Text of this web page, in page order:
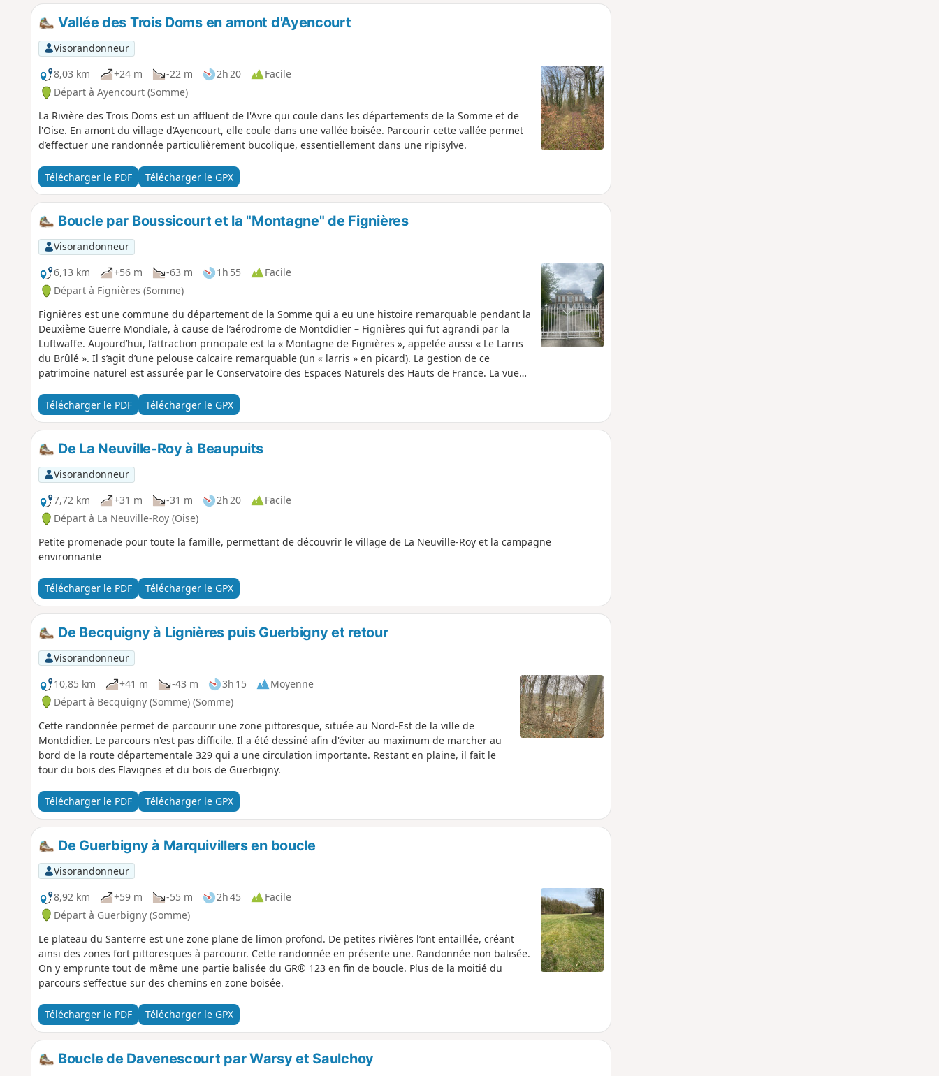
Vallée des Trois Doms en amont d'Ayencourt
Visorandonneur
8,03 km
+24 m -22 m 2h 20
Facile
Départ à Ayencourt (Somme)
La Rivière des Trois Doms est un affluent de l'Avre qui coule dans les départements de la Somme et de
l'Oise. En amont du village d’Ayencourt, elle coule dans une vallée boisée. Parcourir cette vallée permet
d’effectuer une randonnée particulièrement bucolique, essentiellement dans une ripisylve.
Télécharger le PDF Télécharger le GPX
Boucle par Boussicourt et la "Montagne" de Fignières
Visorandonneur
6,13 km
+56 m -63 m 1h 55
Facile
Départ à Fignières (Somme)
Fignières est une commune du département de la Somme qui a eu une histoire remarquable pendant la
Deuxième Guerre Mondiale, à cause de l’aérodrome de Montdidier – Fignières qui fut agrandi par la
Luftwaffe. Aujourd’hui, l’attraction principale est la « Montagne de Fignières », appelée aussi « Le Larris
du Brûlé ». Il s’agit d’une pelouse calcaire remarquable (un « larris » en picard). La gestion de ce
patrimoine naturel est assurée par le Conservatoire des Espaces Naturels des Hauts de France. La vue
Télécharger le PDF
Télécharger le GPX
De La Neuville-Roy à Beaupuits
Visorandonneur
7,72 km
+31 m -31 m 2h 20
Facile
Départ à La Neuville-Roy (Oise)
Petite promenade pour toute la famille, permettant de découvrir le village de La Neuville-Roy et la campagne
environnante
Télécharger le PDF Télécharger le GPX
De Becquigny à Lignières puis Guerbigny et retour
Visorandonneur
10,85 km
+41 m -43 m 3h 15
Moyenne
Départ à Becquigny (Somme) (Somme)
Cette randonnée permet de parcourir une zone pittoresque, située au Nord-Est de la ville de
Montdidier. Le parcours n'est pas difficile. Il a été dessiné afin d'éviter au maximum de marcher au
bord de la route départementale 329 qui a une circulation importante. Restant en plaine, il fait le
tour du bois des Flavignes et du bois de Guerbigny.
Télécharger le PDF Télécharger le GPX
De Guerbigny à Marquivillers en boucle
Visorandonneur
8,92 km
+59 m -55 m 2h 45
Facile
Départ à Guerbigny (Somme)
Le plateau du Santerre est une zone plane de limon profond. De petites rivières l’ont entaillée, créant
ainsi des zones fort pittoresques à parcourir. Cette randonnée en présente une. Randonnée non balisée.
On y emprunte tout de même une partie balisée du GR® 123 en fin de boucle. Plus de la moitié du
parcours s’effectue sur des chemins en zone boisée.
Télécharger le PDF Télécharger le GPX
Boucle de Davenescourt par Warsy et Saulchoy